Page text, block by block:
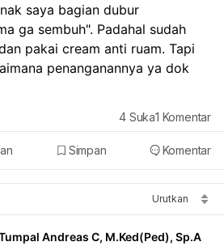
saya bagian dubur
ga sembuh". Padahal sudah
pakai cream anti ruam. Tapi
penanganannya ya dok
Simpan Komentar
4 Suka1 Komentar
Urutkan
Andreas C, M.Ked(Ped), Sp.A